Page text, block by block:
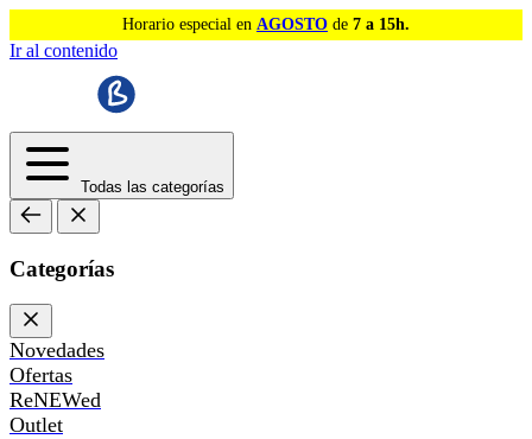
Horario especial en AGOSTO de 7 a 15h.
Ir al contenido
Todas las categorías
Categorías
Novedades
Ofertas
ReNEWed
Outlet